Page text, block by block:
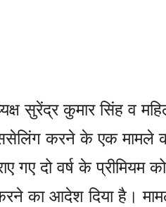
सुरेंद्र कुमार सिंह व
करने के एक मामले
गए दो वर्ष के प्रीमियम
का आदेश दिया है।